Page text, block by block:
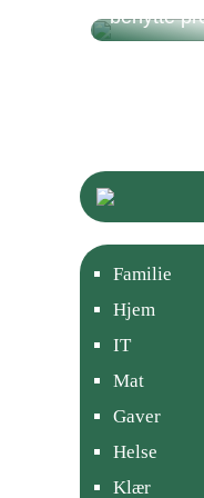
benytte
Familie
Hjem
IT
Mat
Gaver
Helse
Klær